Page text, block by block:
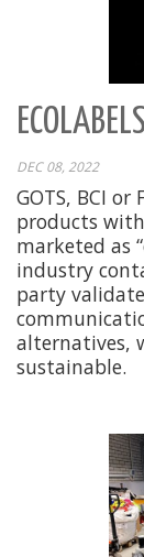
DEC 08, 2022
GOTS, BCI
products
marketed as
industry
party
alternatives,
sustainable.